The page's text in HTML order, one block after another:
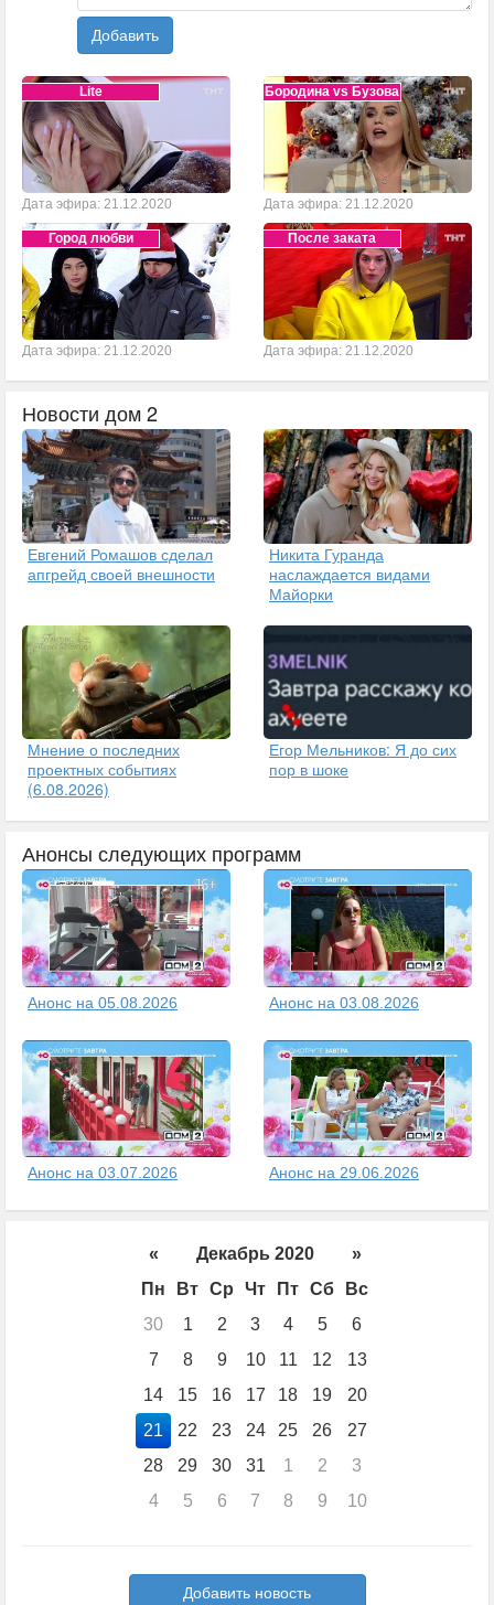
Добавить
Lite
Дата эфира: 21.12.2020
Бородина vs Бузова
Дата эфира: 21.12.2020
Город любви
Дата эфира: 21.12.2020
После заката
Дата эфира: 21.12.2020
Новости дом 2
Евгений Ромашов сделал
апгрейд своей внешности
Никита Гуранда
наслаждается видами
Майорки
Мнение о последних
проектных событиях
(6.08.2026)
Егор Мельников: Я до сих
пор в шоке
Анонсы следующих программ
Анонс на 05.08.2026 Анонс на 03.08.2026
Анонс на 03.07.2026 Анонс на 29.06.2026
« Декабрь 2020
»
Пн
Вт Ср Чт Пт Сб
Вс
30
1 2 3 4 5
6
7
8 9 10 11 12
13
14
15 16 17 18 19
20
21
22 23 24 25 26
27
28
29 30 31 1 2
3
4
5 6 7 8 9 10
Добавить новость